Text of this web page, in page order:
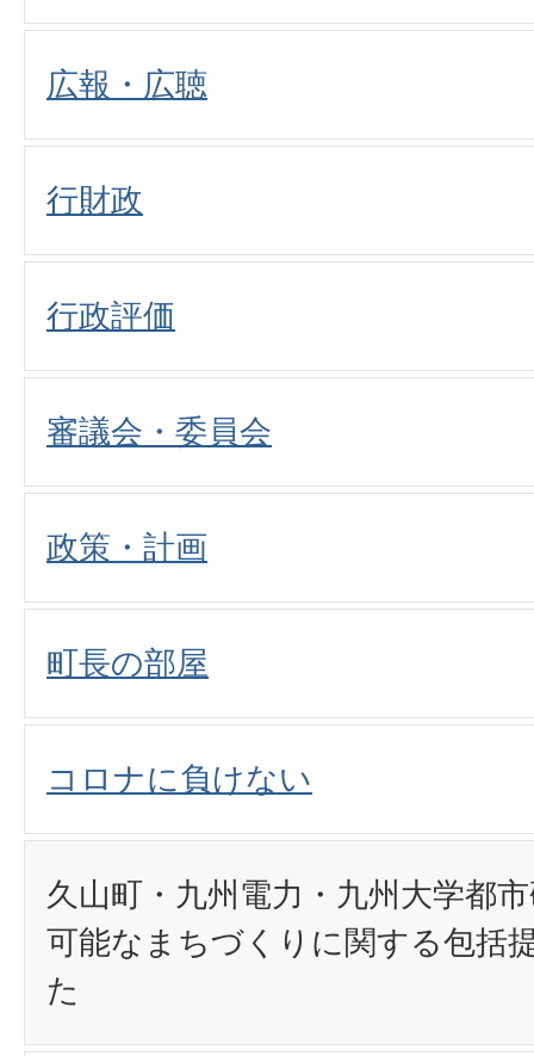
広報・広聴
行財政
行政評価
審議会・委員会
政策・計画
町長の部屋
コロナに負けない
久山町・九州電力・九州大学都
可能なまちづくりに関する包括
た